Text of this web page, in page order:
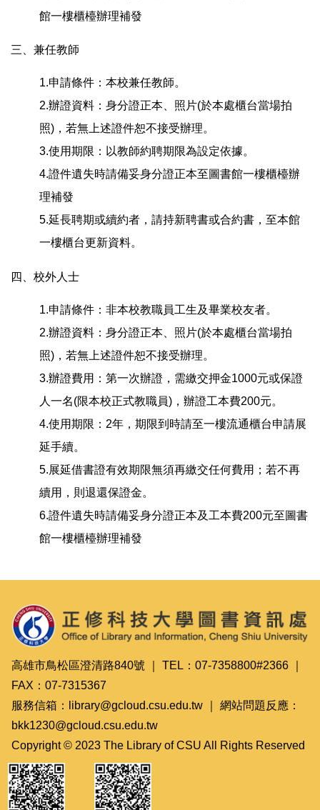
館一樓櫃檯辦理補發
三、兼任教師
1.申請條件：本校兼任教師。
2.辦證資料：身分證正本、照片(於本處櫃台當場拍
照)，若無上述證件恕不接受辦理。
3.使用期限：以教師約聘期限為設定依據。
4.證件遺失時請備妥身分證正本至圖書館一樓櫃檯辦
理補發
5.延長聘期或續約者，請持新聘書或合約書，至本館
一樓櫃台更新資料。
四、校外人士
1.申請條件：非本校教職員工生及畢業校友者。
2.辦證資料：身分證正本、照片(於本處櫃台當場拍
照)，若無上述證件恕不接受辦理。
3.辦證費用：第一次辦證，需繳交押金1000元或保證
人一名(限本校正式教職員)，辦證工本費200元。
4.使用期限：2年，期限到時請至一樓流通櫃台申請展
延手續。
5.展延借書證有效期限無須再繳交任何費用；若不再
續用，則退還保證金。
6.證件遺失時請備妥身分證正本及工本費200元至圖書
館一樓櫃檯辦理補發
高雄市鳥松區澄清路840號 ｜ TEL：07-7358800#2366 ｜
FAX：07-7315367
服務信箱：library@gcloud.csu.edu.tw ｜ 網站問題反應：
bkk1230@gcloud.csu.edu.tw
Copyright © 2023 The Library of CSU All Rights Reserved